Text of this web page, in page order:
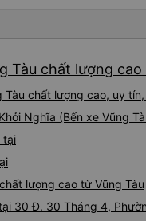
chất lượng cao
chất lượng cao, uy
Nghĩa (Bến xe Vũng
tại
lượng cao từ Vũng Tàu
30 Đ. 30 Tháng 4,